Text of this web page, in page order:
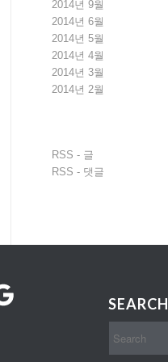
2014년 9월
2014년 6월
2014년 5월
2014년 4월
2014년 3월
2014년 2월
RSS - 글
RSS - 댓글
SEARCH